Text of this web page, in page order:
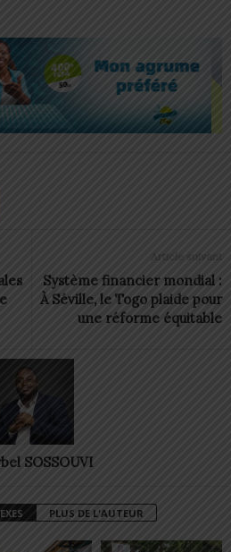
Article suivant
Système financier mondial :
À Séville, le Togo plaide pour
une réforme équitable
SOSSOUVI
PLUS DE L'AUTEUR